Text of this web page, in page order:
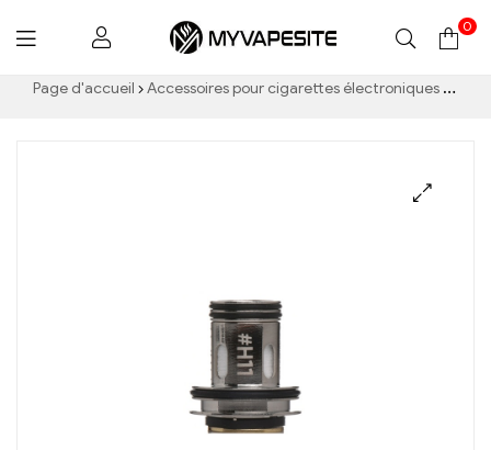
Myvapesite.de
0
Page d'accueil Accessoires pour cigarettes électroniques